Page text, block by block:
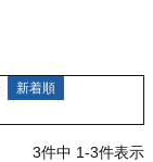
新着順
3件中 1-3件表示